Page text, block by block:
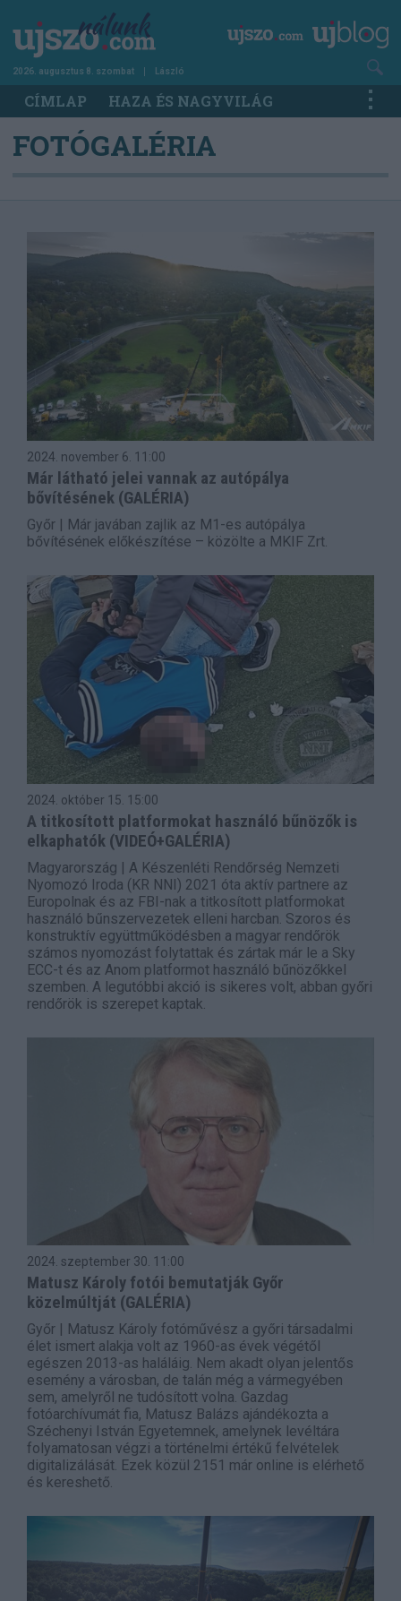
tartalomra
2026. augusztus 8. szombat László
Main
navigation
CÍMLAP HAZA ÉS NAGYVILÁG
FOTÓGALÉRIA
2024. november 6. 11:00
Már látható jelei vannak az autópálya
bővítésének (GALÉRIA)
Győr | Már javában zajlik az M1-es autópálya
bővítésének előkészítése – közölte a MKIF Zrt.
2024. október 15. 15:00
A titkosított platformokat használó bűnözők is
elkaphatók (VIDEÓ+GALÉRIA)
Magyarország | A Készenléti Rendőrség Nemzeti
Nyomozó Iroda (KR NNI) 2021 óta aktív partnere az
Europolnak és az FBI-nak a titkosított platformokat
használó bűnszervezetek elleni harcban. Szoros és
konstruktív együttműködésben a magyar rendőrök
számos nyomozást folytattak és zártak már le a Sky
ECC-t és az Anom platformot használó bűnözőkkel
szemben. A legutóbbi akció is sikeres volt, abban győri
rendőrök is szerepet kaptak.
2024. szeptember 30. 11:00
Matusz Károly fotói bemutatják Győr
közelmúltját (GALÉRIA)
Győr | Matusz Károly fotóművész a győri társadalmi
élet ismert alakja volt az 1960-as évek végétől
egészen 2013-as haláláig. Nem akadt olyan jelentős
esemény a városban, de talán még a vármegyében
sem, amelyről ne tudósított volna. Gazdag
fotóarchívumát fia, Matusz Balázs ajándékozta a
Széchenyi István Egyetemnek, amelynek levéltára
folyamatosan végzi a történelmi értékű felvételek
digitalizálását. Ezek közül 2151 már online is elérhető
és kereshető.